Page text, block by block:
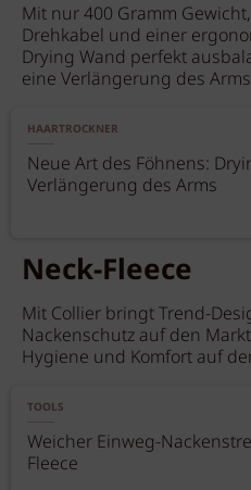
Mit nur 400 Gramm
Drehkabel und einer
Drying Wand perfekt
eine Verlängerung des
HAARTROCKNER
Neue Art des Föhnens:
Verlängerung des Arms
Neck-Fleece
Mit Collier bringt Trend-
Nackenschutz auf den
Hygiene und Komfort auf
TOOLS
Weicher Einweg-
Fleece